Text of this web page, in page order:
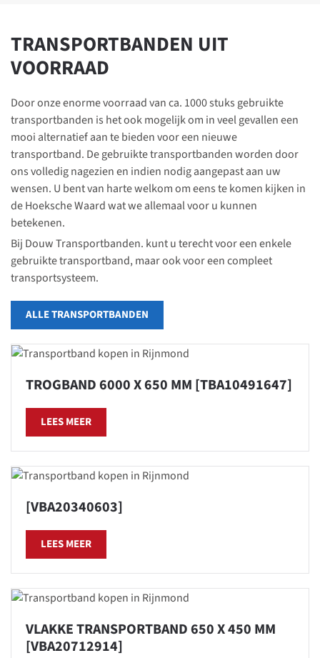
TRANSPORT­BANDEN UIT
VOORRAAD
Door onze enorme voorraad van ca. 1000 stuks gebruikte
transportbanden is het ook mogelijk om in veel gevallen een
mooi alternatief aan te bieden voor een nieuwe
transportband. De gebruikte transportbanden worden door
ons volledig nagezien en indien nodig aangepast aan uw
wensen. U bent van harte welkom om eens te komen kijken in
de Hoeksche Waard wat we allemaal voor u kunnen
betekenen.
Bij Douw Transportbanden. kunt u terecht voor een enkele
gebruikte transportband, maar ook voor een compleet
transportsysteem.
ALLE TRANSPORTBANDEN
TROGBAND 6000 X 650 MM [TBA10491647]
LEES MEER
[VBA20340603]
LEES MEER
VLAKKE TRANSPORTBAND 650 X 450 MM
[VBA20712914]